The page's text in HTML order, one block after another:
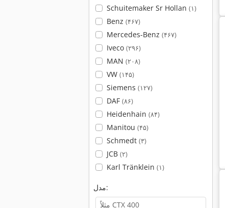
Schuitemaker Sr Hollan (۱)
Benz (۴۶۷)
Mercedes-Benz (۴۶۷)
Iveco (۲۹۶)
MAN (۲۰۸)
VW (۱۴۵)
Siemens (۱۲۷)
DAF (۸۶)
Heidenhain (۸۴)
Manitou (۴۵)
Schmedt (۳)
JCB (۲)
Karl Tränklein (۱)
مدل: